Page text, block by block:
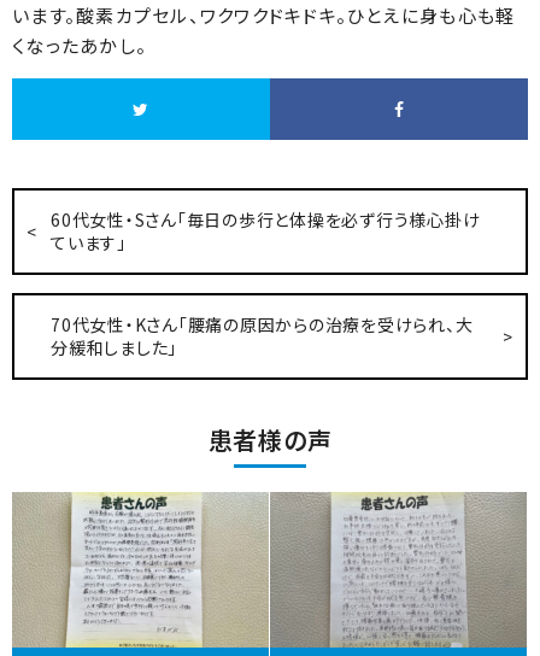
います。酸素カプセル、ワクワクドキドキ。ひとえに身も心も軽
くなったあかし。
60代女性・Sさん「毎日の歩行と体操を必ず行う様心掛け
ています」
70代女性・Kさん「腰痛の原因からの治療を受けられ、大
分緩和しました」
患者様の声